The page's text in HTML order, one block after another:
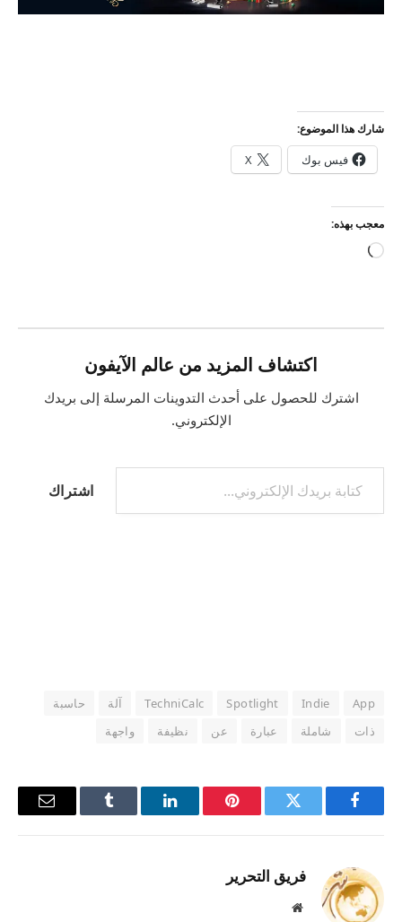
شارك هذا الموضوع:
فيس بوك X
معجب بهذه:
جاري
اكتشاف المزيد من عالم الآيفون
اشترك للحصول على أحدث التدوينات المرسلة إلى بريدك
الإلكتروني.
كتابة بريدك الإلكتروني...
اشتراك
App
Indie
Spotlight
TechniCalc آلة
حاسبة
ذات
شاملة عبارة عن نظيفة واجهة
فيسبوك تويتر بينتيريستلينكدإن Tumblr
البريد
فريق التحرير
موقع